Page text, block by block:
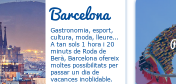
Barcelona
Gastronomia, esport,
cultura, moda, lleure...
A tan sols 1 hora i 20
minuts de Roda de
Berà, Barcelona ofereix
moltes possibilitats per
passar un dia de
vacances inoblidable.